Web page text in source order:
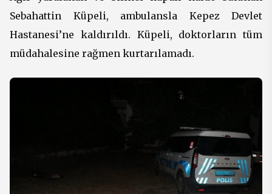
Sebahattin Küpeli, ambulansla Kepez Devlet
Hastanesi’ne kaldırıldı. Küpeli, doktorların tüm
müdahalesine rağmen kurtarılamadı.